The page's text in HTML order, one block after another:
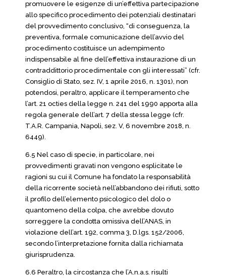
promuovere le esigenze di un’effettiva partecipazione
allo specifico procedimento dei potenziali destinatari
del provvedimento conclusivo, “di conseguenza, la
preventiva, formale comunicazione dell’avvio del
procedimento costituisce un adempimento
indispensabile al fine dell’effettiva instaurazione di un
contraddittorio procedimentale con gli interessati” (cfr.
Consiglio di Stato, sez. IV, 1 aprile 2016, n. 1301), non
potendosi, peraltro, applicare il temperamento che
l’art. 21 octies della legge n. 241 del 1990 apporta alla
regola generale dell’art. 7 della stessa legge (cfr.
T.A.R. Campania, Napoli, sez. V, 6 novembre 2018, n.
6449).
6.5 Nel caso di specie, in particolare, nei
provvedimenti gravati non vengono esplicitate le
ragioni su cui il Comune ha fondato la responsabilità
della ricorrente società nell’abbandono dei rifiuti, sotto
il profilo dell’elemento psicologico del dolo o
quantomeno della colpa, che avrebbe dovuto
sorreggere la condotta omissiva dell’ANAS, in
violazione dell’art. 192, comma 3, D.lgs. 152/2006,
secondo l’interpretazione fornita dalla richiamata
giurisprudenza.
6.6 Peraltro, la circostanza che l’A.n.a.s. risulti